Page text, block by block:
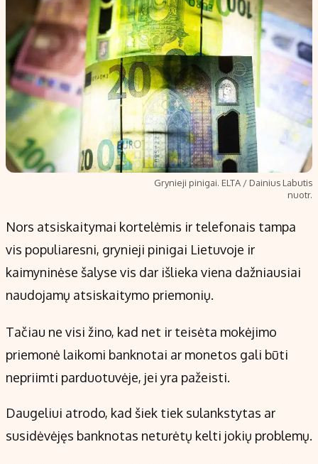
Investavimas
Akcijų rinka
Saulės elektrinės
Kriptovaliutos
Infliacija
Migracija
Nedarbo išmokos skaičiuoklė
Indėliai
Indėlių skaičiuoklė
Būsto finansai
Įdomios naujienos
Redakcija
Redakcijos politika
Privatumo politika
Turinio žymėjimo taisyklės
Kontaktai
Indėlių palūkanos
Grynieji pinigai. ELTA / Dainius Labutis
nuotr.
Nors atsiskaitymai kortelėmis ir telefonais tampa
vis populiaresni, grynieji pinigai Lietuvoje ir
kaimyninėse šalyse vis dar išlieka viena dažniausiai
naudojamų atsiskaitymo priemonių.
Tačiau ne visi žino, kad net ir teisėta mokėjimo
priemonė laikomi banknotai ar monetos gali būti
nepriimti parduotuvėje, jei yra pažeisti.
Daugeliui atrodo, kad šiek tiek sulankstytas ar
susidėvėjęs banknotas neturėtų kelti jokių problemų.